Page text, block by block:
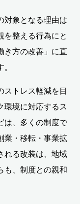
対象となる理由は
を整える行為にと
き方の改善」に直
ストレス軽減を目
環境に対応するス
は、多くの制度で
業・移転・事業拡
れる改装は、地域
も、制度との親和